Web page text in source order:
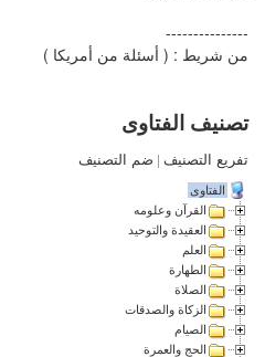
---------------
من شريط : ( أسئلة من أمريكا )
تصنيف الفتاوى
تفريع التصنيف | ضم التصنيف
الفتاوى
القرآن وعلومه
العقيدة والتوحيد
العلم
الطهارة
الصلاة
الزكاة والصدقات
الصيام
الحج والعمرة